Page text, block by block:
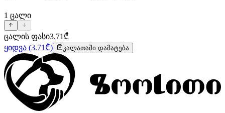
1 ცალი
ცალის ფასი3.71 ₾
ყიდვა (3.71 ₾) კალათაში დამატება